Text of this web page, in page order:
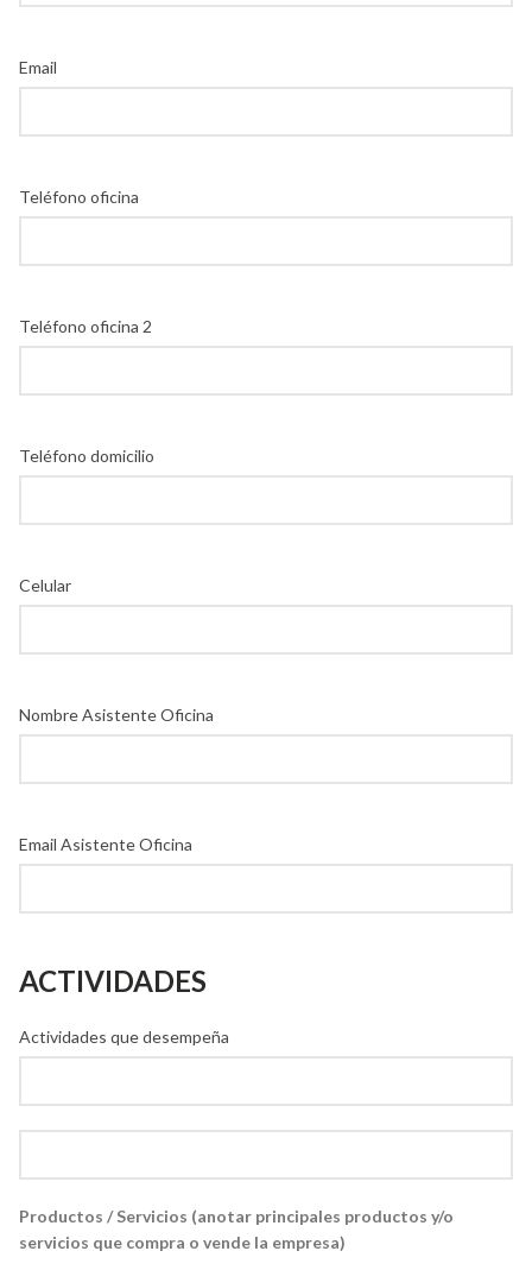
Email
Teléfono oficina
Teléfono oficina 2
Teléfono domicilio
Celular
Nombre Asistente Oficina
Email Asistente Oficina
ACTIVIDADES
Actividades que desempeña
Productos / Servicios (anotar principales productos y/o
servicios que compra o vende la empresa)